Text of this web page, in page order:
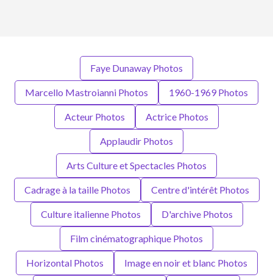
Faye Dunaway Photos
Marcello Mastroianni Photos 1960-1969 Photos
Acteur Photos Actrice Photos
Applaudir Photos
Arts Culture et Spectacles Photos
Cadrage à la taille Photos Centre d'intérêt Photos
Culture italienne Photos D'archive Photos
Film cinématographique Photos
Horizontal Photos Image en noir et blanc Photos